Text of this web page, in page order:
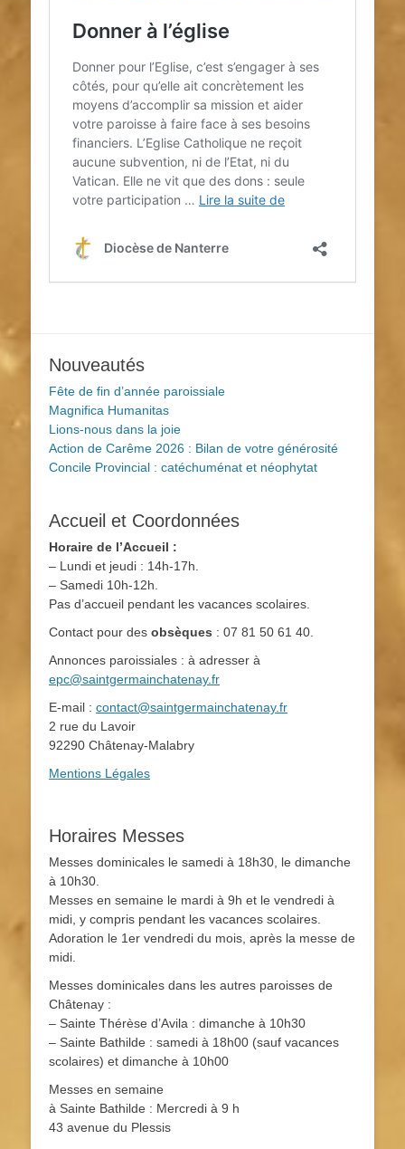
Nouveautés
Fête de fin d’année paroissiale
Magnifica Humanitas
Lions-nous dans la joie
Action de Carême 2026 : Bilan de votre générosité
Concile Provincial : catéchuménat et néophytat
Accueil et Coordonnées
Horaire de l’Accueil :
– Lundi et jeudi : 14h-17h.
– Samedi 10h-12h.
Pas d’accueil pendant les vacances scolaires.
Contact pour des obsèques : 07 81 50 61 40.
Annonces paroissiales : à adresser à
epc@saintgermainchatenay.fr
E-mail : contact@saintgermainchatenay.fr
2 rue du Lavoir
92290 Châtenay-Malabry
Mentions Légales
Horaires Messes
Messes dominicales le samedi à 18h30, le dimanche
à 10h30.
Messes en semaine le mardi à 9h et le vendredi à
midi, y compris pendant les vacances scolaires.
Adoration le 1er vendredi du mois, après la messe de
midi.
Messes dominicales dans les autres paroisses de
Châtenay :
– Sainte Thérèse d’Avila : dimanche à 10h30
– Sainte Bathilde : samedi à 18h00 (sauf vacances
scolaires) et dimanche à 10h00
Messes en semaine
à Sainte Bathilde : Mercredi à 9 h
43 avenue du Plessis